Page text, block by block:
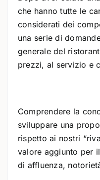
che hanno tutte le
considerati dei
una serie di
generale del
prezzi, al servizio e
Comprendere la
sviluppare una
rispetto ai nostri
valore aggiunto per
di affluenza,